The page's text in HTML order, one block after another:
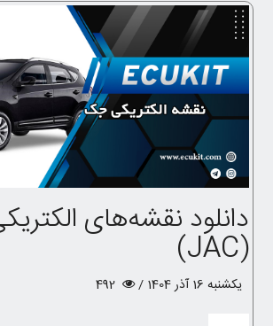
دانلود نقشه‌های
(JAC)
یکشنبه 16 آذر 1404 /